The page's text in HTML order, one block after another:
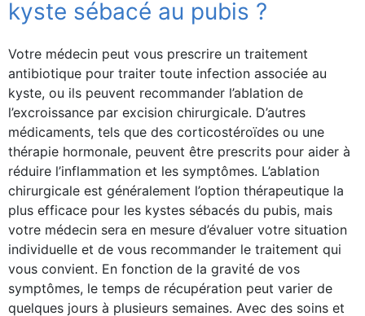
kyste sébacé au pubis ?
Votre médecin peut vous prescrire un traitement
antibiotique pour traiter toute infection associée au
kyste, ou ils peuvent recommander l’ablation de
l’excroissance par excision chirurgicale. D’autres
médicaments, tels que des corticostéroïdes ou une
thérapie hormonale, peuvent être prescrits pour aider à
réduire l’inflammation et les symptômes. L’ablation
chirurgicale est généralement l’option thérapeutique la
plus efficace pour les kystes sébacés du pubis, mais
votre médecin sera en mesure d’évaluer votre situation
individuelle et de vous recommander le traitement qui
vous convient. En fonction de la gravité de vos
symptômes, le temps de récupération peut varier de
quelques jours à plusieurs semaines. Avec des soins et